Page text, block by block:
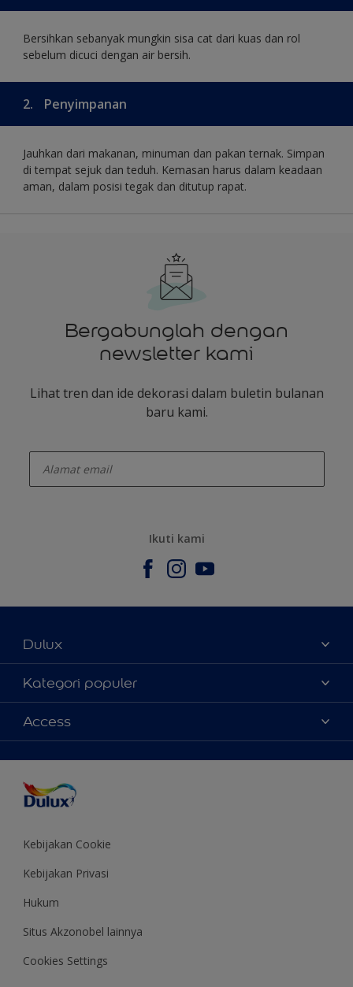
Bersihkan sebanyak mungkin sisa cat dari kuas dan rol
sebelum dicuci dengan air bersih.
2. Penyimpanan
Jauhkan dari makanan, minuman dan pakan ternak. Simpan
di tempat sejuk dan teduh. Kemasan harus dalam keadaan
aman, dalam posisi tegak dan ditutup rapat.
Bergabunglah dengan
newsletter kami
Lihat tren dan ide dekorasi dalam buletin bulanan
baru kami.
Ikuti kami
Dulux
Tentang Kami
Contact us
Temukan toko
Kategori populer
Warna
Produk
Inspirasi
Saran Mendekorasi
Colour of the Year
Access
Kebijakan Cookie
Kebijakan Privasi
Hukum
Situs Akzonobel lainnya
Cookies Settings